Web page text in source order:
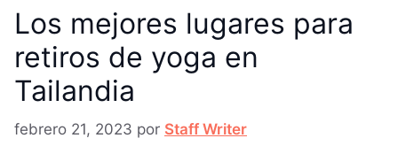
Los mejores lugares para
retiros de yoga en
Tailandia
febrero 21, 2023 por Staff Writer